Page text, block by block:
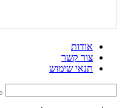
אודות
צור קשר
תנאי שימוש